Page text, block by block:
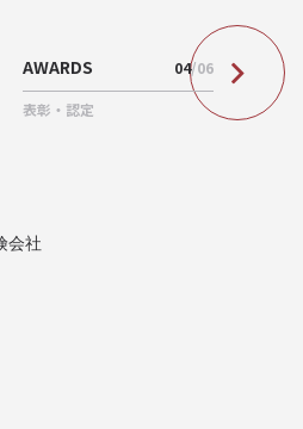
AWARDS 04/06
表彰・認定
会社